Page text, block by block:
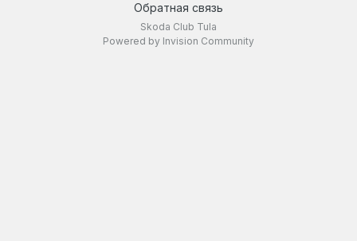
Обратная связь
Skoda Club Tula
Powered by Invision Community